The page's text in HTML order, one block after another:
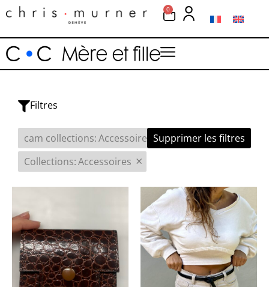
0
Filtres
cam collections:Accessoires ×
Collections:Accessoires ×
Supprimer les filtres